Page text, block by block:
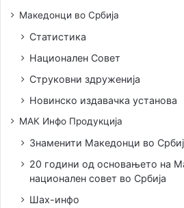
Македонци во Србија
Статистика
Национален Совет
Струковни здруженија
Новинско издавачка установа
МАК Инфо Продукција
Знаменити Македонци во
20 години од основањето на
национален совет во Србија
Шах-инфо